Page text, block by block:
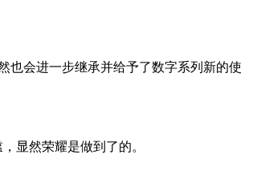
也会进一步继承并给予了数字系列新的使
显然荣耀是做到了的。